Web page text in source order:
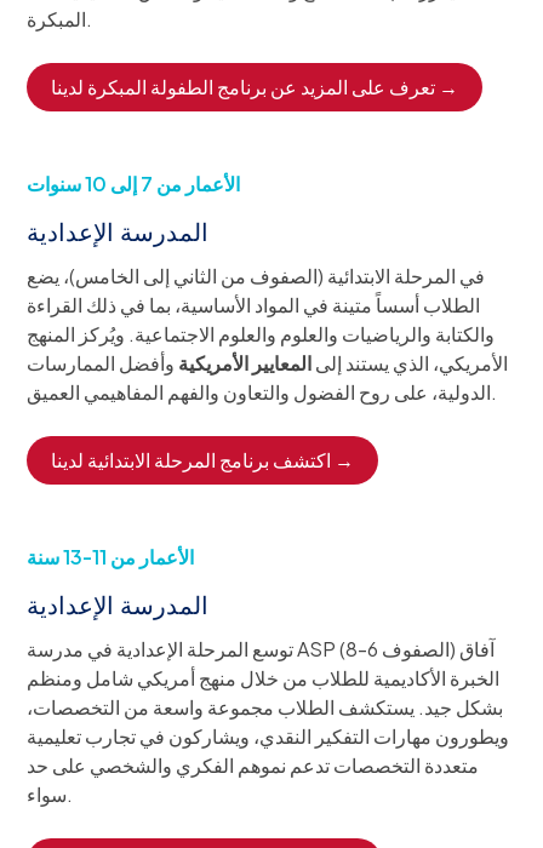
المبكرة.
تعرف على المزيد عن برنامج الطفولة المبكرة لدينا →
الأعمار من 7 إلى 10 سنوات
المدرسة الإعدادية
في المرحلة الابتدائية (الصفوف من الثاني إلى الخامس)، يضع
الطلاب أسساً متينة في المواد الأساسية، بما في ذلك القراءة
والكتابة والرياضيات والعلوم والعلوم الاجتماعية. ويُركز المنهج
الأمريكي، الذي يستند إلىالمعايير الأمريكية وأفضل الممارسات
الدولية، على روح الفضول والتعاون والفهم المفاهيمي العميق.
اكتشف برنامج المرحلة الابتدائية لدينا →
الأعمار من 11-13 سنة
المدرسة الإعدادية
توسع المرحلة الإعدادية في مدرسة ASP (الصفوف 6-8) آفاق
الخبرة الأكاديمية للطلاب من خلال منهج أمريكي شامل ومنظم
بشكل جيد. يستكشف الطلاب مجموعة واسعة من التخصصات،
ويطورون مهارات التفكير النقدي، ويشاركون في تجارب تعليمية
متعددة التخصصات تدعم نموهم الفكري والشخصي على حد
سواء.